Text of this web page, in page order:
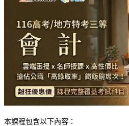
本課程包含以下內容：